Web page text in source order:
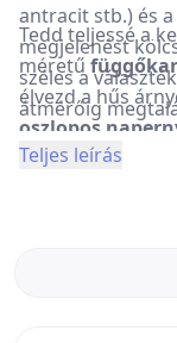
antracit stb.) és a
megjelenést
szélesa
átmérőig
megoldás.
Teddteljesséa
méretű
élvezda hűs
oszlopos
Teljes leírás